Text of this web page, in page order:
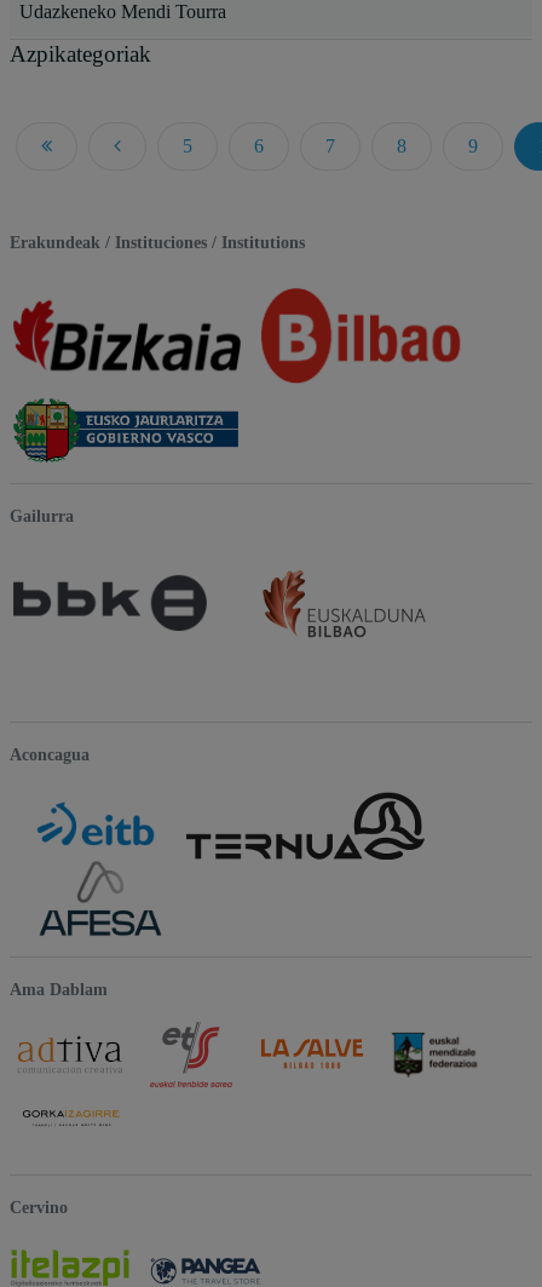
Udazkeneko Mendi Tourra
Azpikategoriak
5 6 7 8 9
Erakundeak / Instituciones / Institutions
Gailurra
Aconcagua
Ama Dablam
Cervino